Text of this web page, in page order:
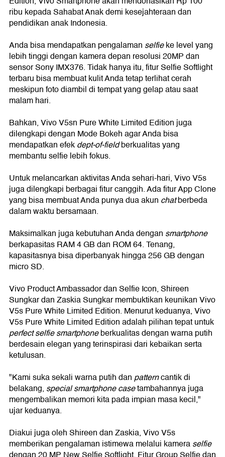
ribu kepada Sahabat Anakdemi kesejahteraan dan
pendidikan anak Indonesia.
Anda bisa mendapatkan pengalaman selfieke level yang
lebih tinggidengan kamera depan resolusi 20MP dan
sensor Sony IMX376.Tidak hanya itu, fiturSelfie Softlight
terbaru bisa membuatkulit Andatetap terlihatcerah
meskipunfoto diambil di tempat yang gelap atau saat
malam hari.
Bahkan, Vivo V5sn Pure White Limited Edition juga
dilengkapi dengan Mode Bokeh agar Anda bisa
mendapatkan efekdept-of-fieldberkualitas yang
membantu selfie lebih fokus.
Untuk melancarkan aktivitas Anda sehari-hari, Vivo V5s
juga dilengkapi berbagai fitur canggih. Adafitur App Clone
yang bisa membuat Anda punya duaakun chatberbeda
dalam waktu bersamaan.
Maksimalkan juga kebutuhan Anda dengan smartphone
berkapasitasRAM 4GB dan ROM 64.Tenang,
kapasitasnyabisa diperbanyak hingga 256GB dengan
micro SD.
Vivo Product Ambassador dan Selfie Icon, Shireen
Sungkar dan Zaskia Sungkar membuktikan keunikan Vivo
V5s Pure White Limited Edition. Menurut keduanya, Vivo
V5s Pure White Limited Edition adalah pilihan tepat untuk
perfect selfie smartphoneberkualitas dengan warna putih
berdesain elegan yang terinspirasi dari kebaikan serta
ketulusan.
"Kami suka sekali warna putih danpatterncantik di
belakang, special smartphone casetambahannya juga
mengembalikan memori kita pada impian masa kecil,"
ujar keduanya.
Diakui juga oleh Shireen dan Zaskia, Vivo V5s
memberikan pengalaman istimewa melalui kameraselfie